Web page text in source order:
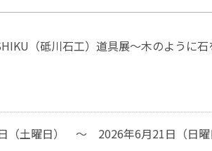
（砥川石工）道具展～木のように
（土曜日） ～ 2026年6月21日（日曜